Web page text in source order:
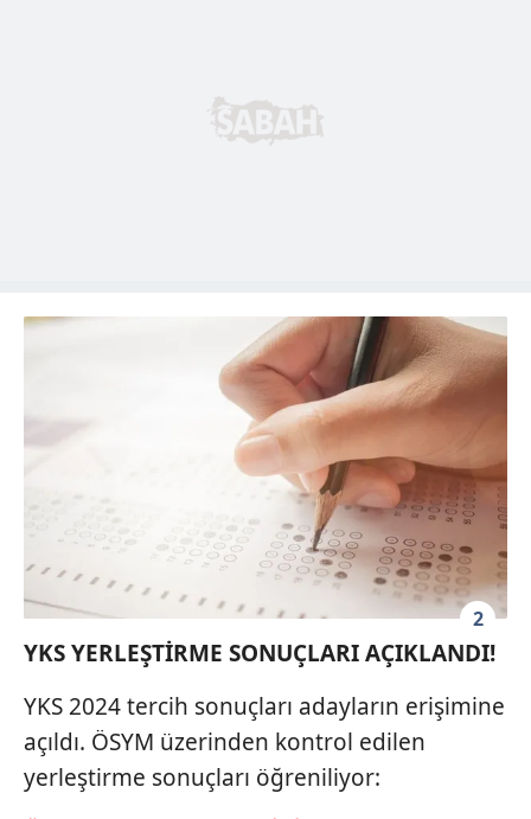
2
YKS YERLEŞTİRME SONUÇLARI AÇIKLANDI!
YKS 2024 tercih sonuçları adayların erişimine
açıldı. ÖSYM üzerinden kontrol edilen
yerleştirme sonuçları öğreniliyor: